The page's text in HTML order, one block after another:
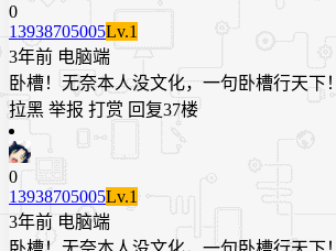
0
13938705005Lv.1
3年前 电脑端
卧槽！无奈本人没文化，一句卧槽行天下！
拉黑 举报 打赏 回复37楼
0
13938705005Lv.1
3年前 电脑端